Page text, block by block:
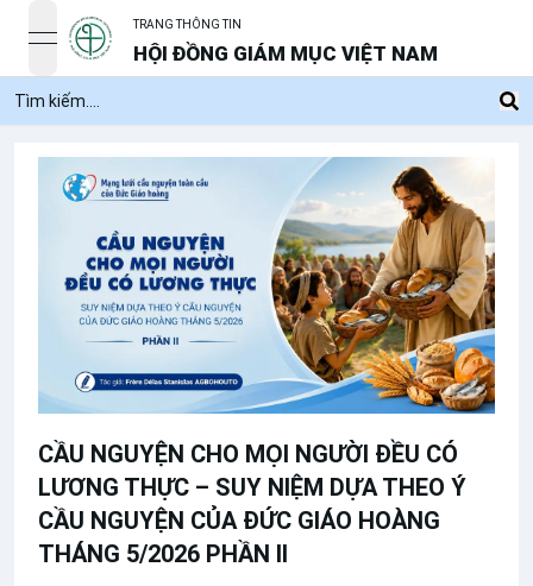
open navigation menu
TRANG THÔNG TIN
HỘI ĐỒNG GIÁM MỤC VIỆT NAM
CẦU NGUYỆN CHO MỌI NGƯỜI ĐỀU CÓ
LƯƠNG THỰC – SUY NIỆM DỰA THEO Ý
CẦU NGUYỆN CỦA ĐỨC GIÁO HOÀNG
THÁNG 5/2026 PHẦN II